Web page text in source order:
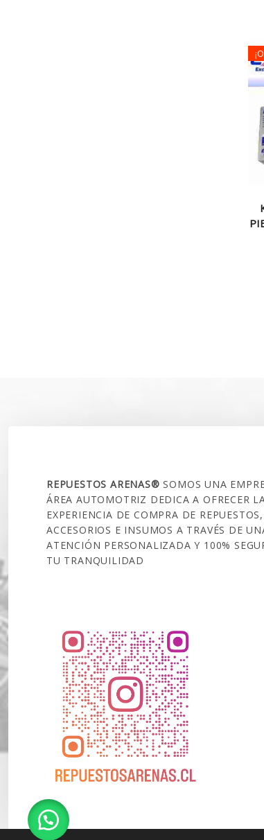
REPUESTOS ARENAS®SOMOS UNA
ÁREA AUTOMOTRIZ DEDICA A OFRECER
EXPERIENCIA DE COMPRA DE REPUESTOS,
ACCESORIOS E INSUMOS A TRAVÉS DE
ATENCIÓN PERSONALIZADA Y 100%
TU TRANQUILIDAD